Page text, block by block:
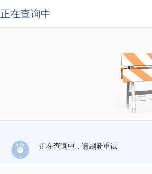
正在查询中
正在查询中，请刷新重试